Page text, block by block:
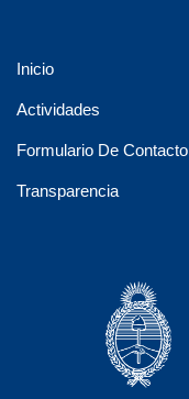
Inicio
Actividades
Formulario De Contacto
Transparencia